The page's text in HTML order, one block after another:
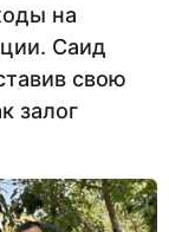
на
Саид
свою
залог